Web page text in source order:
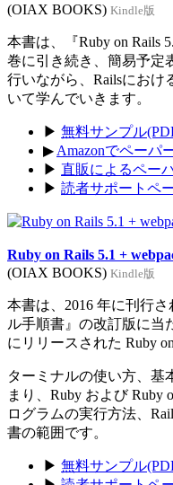
(OIAX BOOKS) Kindle版
本書は、『Ruby on Rails
巻に引き続き、簡易予定
行いながら、Railsにお
いて学んでいきます。
▶ 無料サンプル
▶ Amazonでペーパ
▶ 直販によるペー
▶ 読者サポートペ
Ruby on Rails 5.1 +
(OIAX BOOKS) Kindle版
本書は、2016 年に刊行さ
ル手順書』の改訂版に当
にリリースされた Ruby
ターミナルの使い方、基
まり、Ruby および Ruby
ログラムの実行方法、
書の範囲です。
▶ 無料サンプル